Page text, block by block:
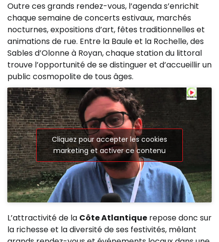
Outre ces grands rendez-vous, l’agenda s’enrichit
chaque semaine de concerts estivaux, marchés
nocturnes, expositions d’art, fêtes traditionnelles et
animations de rue. Entre la Baule et la Rochelle, des
Sables d’Olonne à Royan, chaque station du littoral
trouve l’opportunité de se distinguer et d’accueillir un
public cosmopolite de tous âges.
Cliquez pour accepter les cookies
marketing et activer ce contenu
L’attractivité de la Côte Atlantique repose donc sur
la richesse et la diversité de ses festivités, mêlant